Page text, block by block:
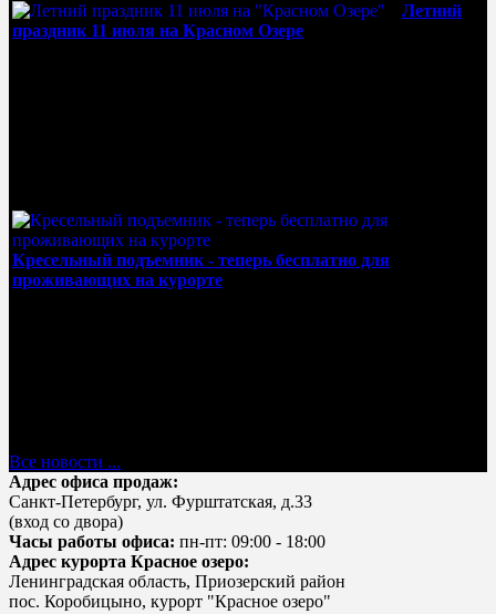
Летний
праздник 11 июля на Красном Озере
Кресельный подъемник - теперь бесплатно для
проживающих на курорте
Все новости ...
Адрес офиса продаж:
Санкт-Петербург, ул. Фурштатская, д.33
(вход со двора)
Часы работы офиса: пн-пт: 09:00 - 18:00
Адрес курорта Красное озеро:
Ленинградская область, Приозерский район
пос. Коробицыно, курорт "Красное озеро"